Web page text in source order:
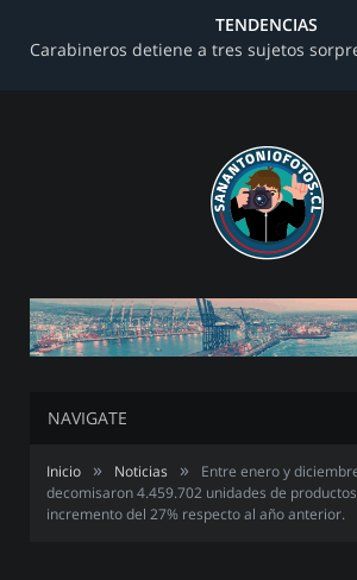
TENDENCIAS
NAVIGATE
Inicio » Noticias »
Entre enero y
decomisaron 4.459.702 unidades de
incremento del 27% respecto al año anterior.